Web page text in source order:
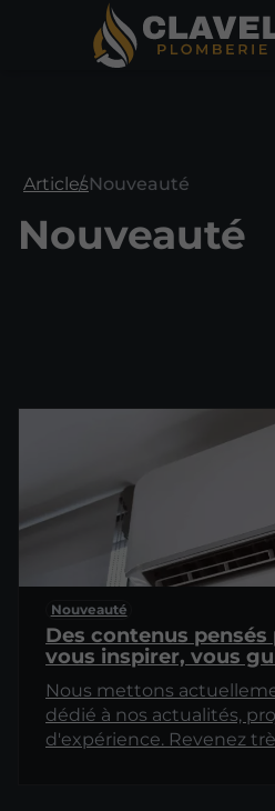
ArticlesNouveauté
Nouveauté
Nouveauté
Des contenus
vous inspirer, vous
Nous mettons
dédié à nos actualités,
d'expérience. Revenez